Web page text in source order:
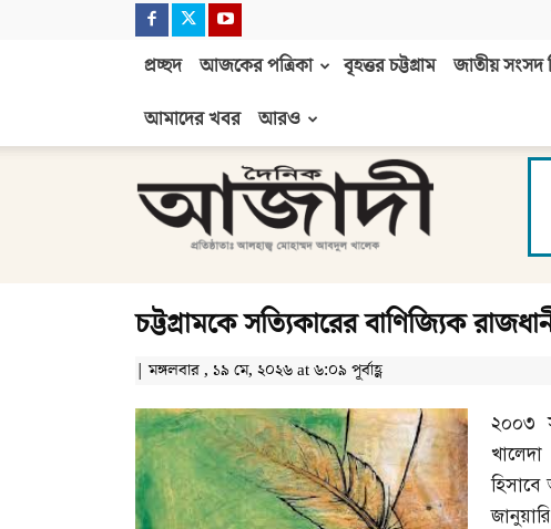
প্রচ্ছদ আজকের পত্রিকা বৃহত্তর চট্টগ্রাম জাতীয় সংসদ
আমাদের খবর
আরও
আজাদী
চট্টগ্রামকে সত্যিকারের বাণিজ্যিক
| মঙ্গলবার , ১৯ মে, ২০২৬ at ৬:০৯ পূর্বাহ্ণ
২০০৩
হিসাবে